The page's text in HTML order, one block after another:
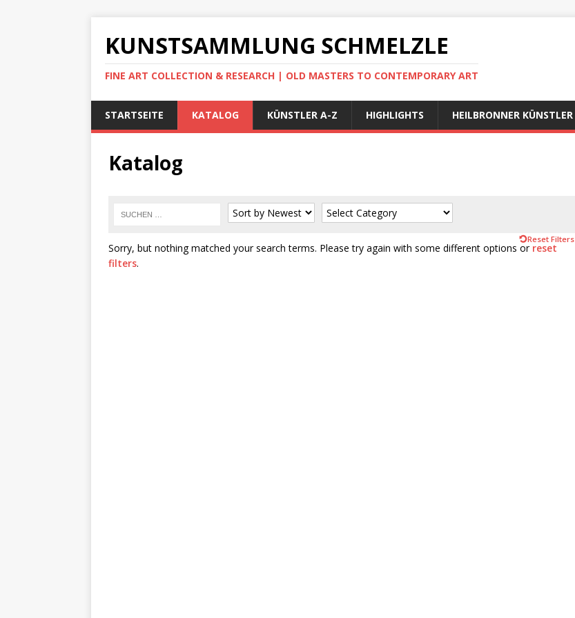
KUNSTSAMMLUNG SCHMELZLE
FINE ART COLLECTION & RESEARCH | OLD MASTERS TO CONTEMPORARY ART
STARTSEITE KATALOG KÜNSTLER A-Z HIGHLIGHTS HEILBRONNER KÜNSTLER
Katalog
Reset Filters
Sorry, but nothing matched your search terms. Please try again with some different options or reset
filters.